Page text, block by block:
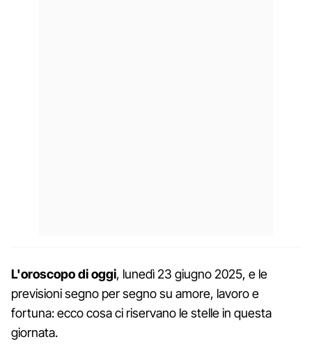
L'oroscopo di oggi, lunedì 23 giugno 2025, e le
previsioni segno per segno su amore, lavoro e
fortuna: ecco cosa ci riservano le stelle in questa
giornata.